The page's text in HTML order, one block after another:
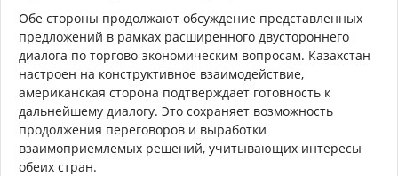
Обе стороны продолжают обсуждение представленных
предложений в рамках расширенного двустороннего
диалога по торгово-экономическим вопросам. Казахстан
настроен на конструктивное взаимодействие,
американская сторона подтверждает готовность к
дальнейшему диалогу. Это сохраняет возможность
продолжения переговоров и выработки
взаимоприемлемых решений, учитывающих интересы
обеих стран.